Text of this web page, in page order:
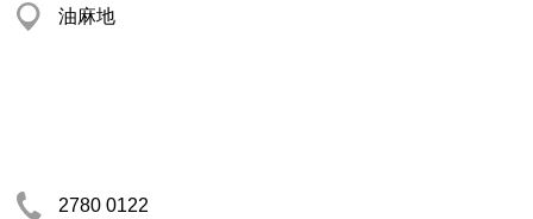
油麻地
2780 0122